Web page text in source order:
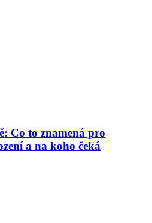
Co to znamená pro
a na koho čeká